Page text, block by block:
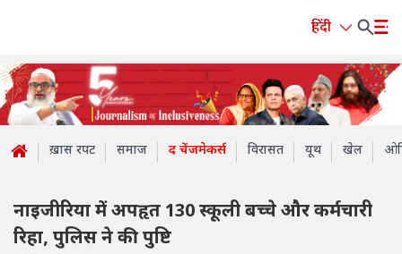
हिंदी
ख़ास रपट समाज द चेंजमेकर्स विरासत यूथ खेल
नाइजीरिया में अपहृत 130 स्कूली बच्चे और कर्मचारी
रिहा, पुलिस ने की पुष्टि